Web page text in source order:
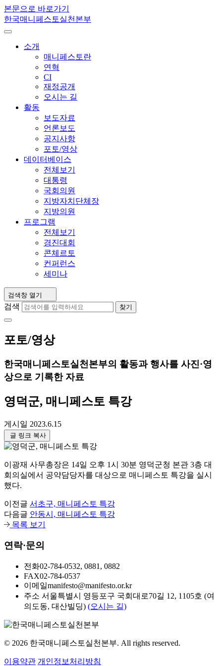
본문으로 바로가기
한국매니페스토실천본부
소개
매니페스토란
연혁
CI
재정공개
오시는 길
활동
보도자료
언론보도
공지사항
포토/영상
데이터베이스
전체보기
대통령
국회의원
지방자치단체장
지방의원
프로그램
전체보기
경진대회
콘체르토
컨퍼런스
세미나
검색창 열기
검색 찾기
포토/영상
한국매니페스토실천본부의 활동과 행사를 사진·영
상으로 기록한 자료
영덕군, 매니페스토 특강
게시일 2023.6.15
글 링크 복사
이광재 사무총장은 14일 오후 1시 30분 영덕군청 본관 3층 대
회의실에서 공약담당자를 대상으로 매니페스토 특강을 실시
했다.
이전글 서초구, 매니페스토 특강
다음글 안동시, 매니페스토 특강
목록 보기
연락·문의
전화02-784-0532, 0881, 0882
FAX02-784-0537
이메일manifesto@manifesto.or.kr
주소 서울특별시 영등포구 국회대로70길 12, 1105호 (여
의도동, 대산빌딩) (오시는 길)
© 2026 한국매니페스토실천본부. All rights reserved.
이용약관 개인정보처리방침